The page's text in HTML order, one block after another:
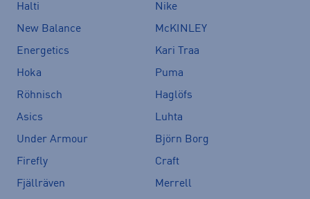
Halti
Nike
New Balance
McKINLEY
Energetics
Kari Traa
Hoka
Puma
Röhnisch
Haglöfs
Asics
Luhta
Under Armour
Björn Borg
Firefly
Craft
Fjällräven
Merrell